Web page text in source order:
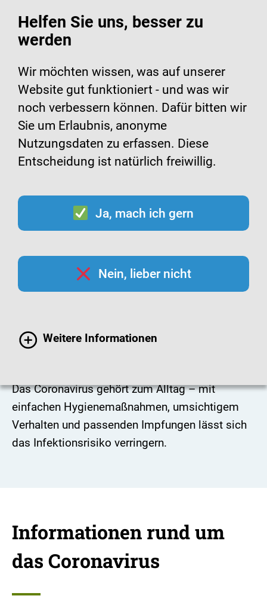
Helfen Sie uns, besser zu
werden
Wir möchten wissen, was auf unserer
Website gut funktioniert - und was wir
noch verbessern können. Dafür bitten wir
Sie um Erlaubnis, anonyme
Nutzungsdaten zu erfassen. Diese
Entscheidung ist natürlich freiwillig.
Ja, mach ich gern
Nein, lieber nicht
Weitere Informationen
Coronavirus
Das Coronavirus gehört zum Alltag – mit
einfachen Hygienemaßnahmen, umsichtigem
Verhalten und passenden Impfungen lässt sich
das Infektionsrisiko verringern.
Informationen rund um
das Coronavirus